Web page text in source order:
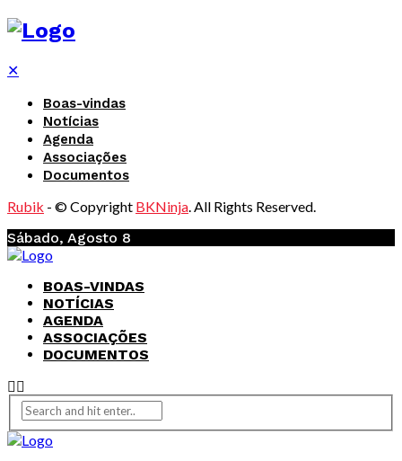
✕
Boas-vindas
Notícias
Agenda
Associações
Documentos
Rubik - © Copyright BKNinja. All Rights Reserved.
Sábado, Agosto 8
BOAS-VINDAS
NOTÍCIAS
AGENDA
ASSOCIAÇÕES
DOCUMENTOS